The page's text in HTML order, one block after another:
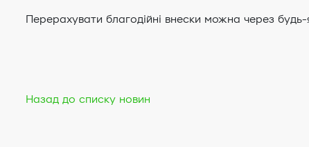
Перерахувати благодійні внески можна через
Назад до списку новин